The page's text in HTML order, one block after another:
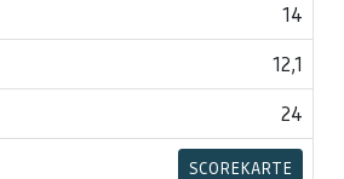
14
12,1
24
SCOREKARTE